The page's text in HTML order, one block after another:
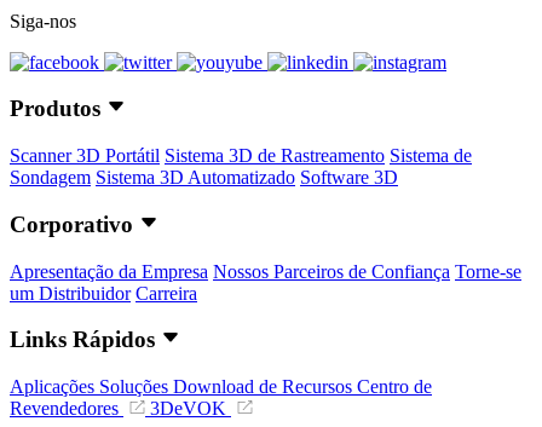
Siga-nos
Produtos
Scanner 3D Portátil Sistema 3D de Rastreamento Sistema de
Sondagem Sistema 3D Automatizado Software 3D
Corporativo
Apresentação da Empresa Nossos Parceiros de Confiança Torne-se
um Distribuidor Carreira
Links Rápidos
Aplicações Soluções Download de Recursos Centro de
Revendedores
3DeVOK